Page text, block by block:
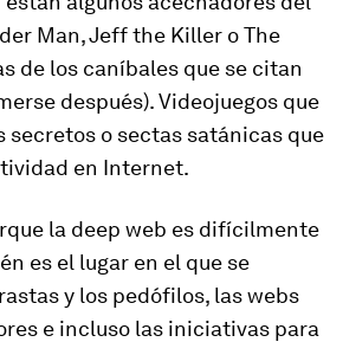
Man, Jeff the Killer o The
de los caníbales que se citan
después). Videojuegos que
secretos o sectas satánicas que
en Internet.
la deep web es difícilmente
es el lugar en el que se
y los pedófilos, las webs
e incluso las iniciativas para